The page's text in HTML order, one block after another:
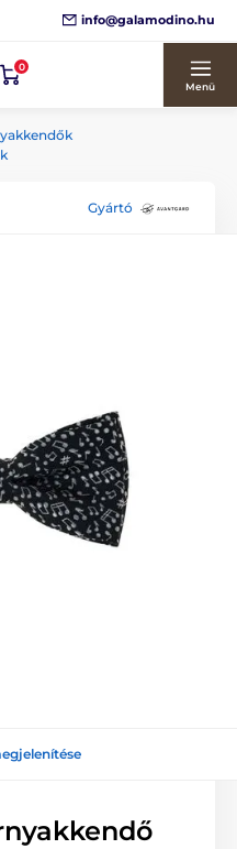
info@galamodino.hu
0
Menü
Gyártó